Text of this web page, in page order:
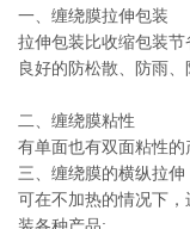
一、缠绕膜拉伸包装
拉伸包装比收缩包装
良好的防松散、防雨、
二、缠绕膜粘性
有单面也有双面粘性的
三、缠绕膜的横纵拉伸
可在不加热的情况下